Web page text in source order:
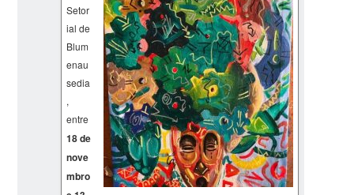
Setor
ial de
Blum
enau
sedia
,
entre
18 de
nove
mbro